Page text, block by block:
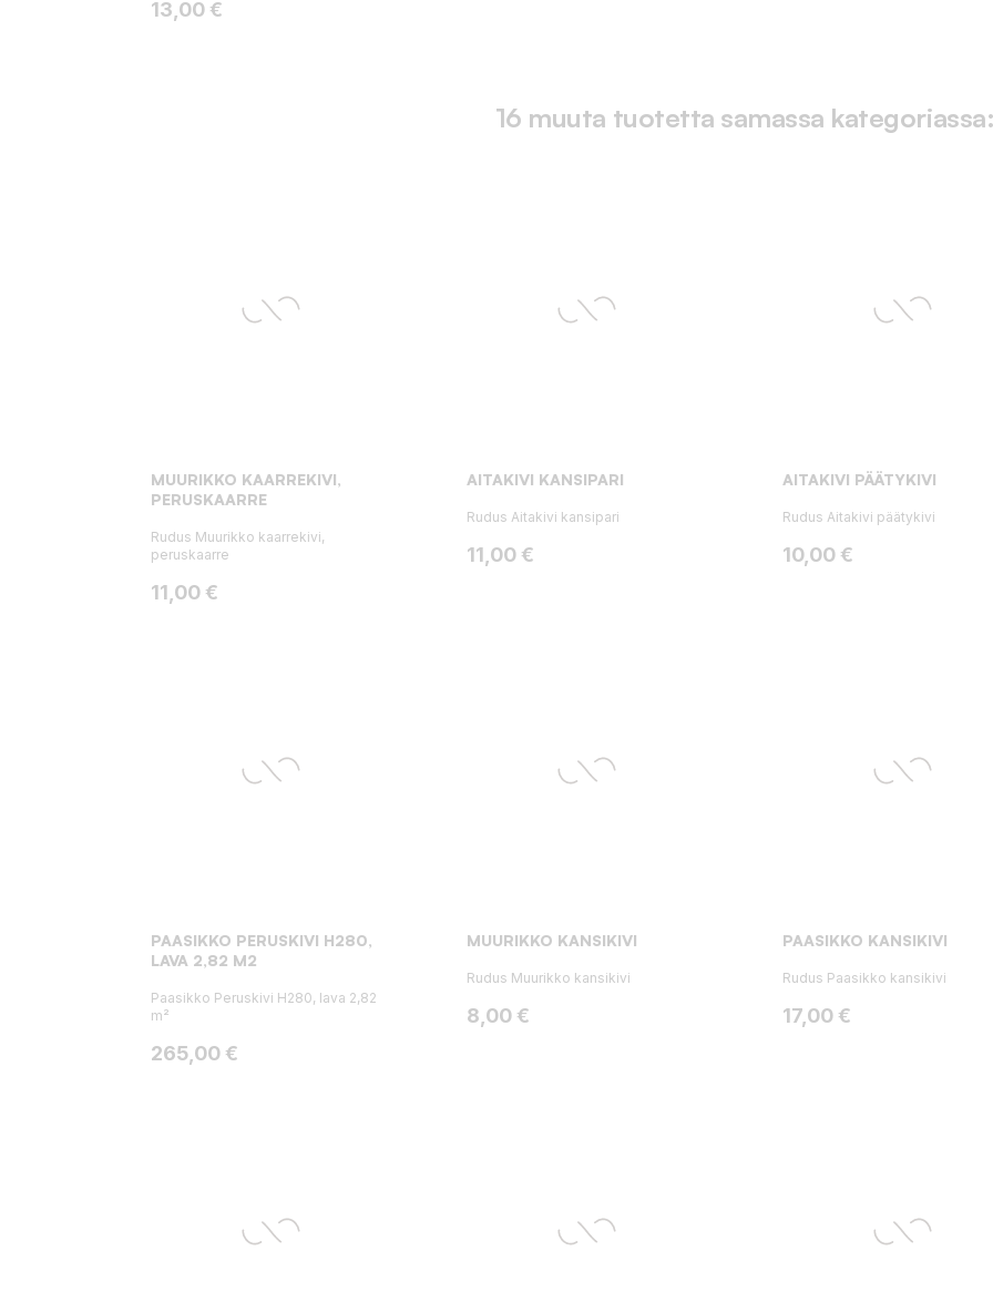
Hinta
13,00 €
16 muuta tuotetta samassa
MUURIKKO KAARREKIVI,
PERUSKAARRE
Rudus Muurikko kaarrekivi,
peruskaarre
Hinta
11,00 €
AITAKIVI KANSIPARI
Rudus Aitakivi kansipari
Hinta
11,00 €
AITAKIVI PÄÄTYKIVI
Rudus Aitakivi päätykivi
Hinta
10,00 €
PAASIKKO PERUSKIVI H280,
LAVA 2,82 M2
Paasikko Peruskivi H280, lava 2,82
m²
Hinta
265,00 €
MUURIKKO KANSIKIVI
Rudus Muurikko kansikivi
Hinta
8,00 €
PAASIKKO KANSIKIVI
Rudus Paasikko kansikivi
Hinta
17,00 €